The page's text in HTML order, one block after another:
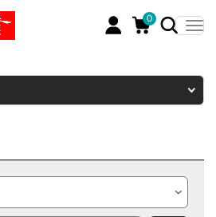
0